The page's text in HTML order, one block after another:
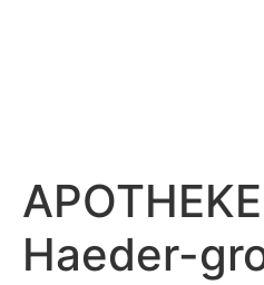
Haeder-